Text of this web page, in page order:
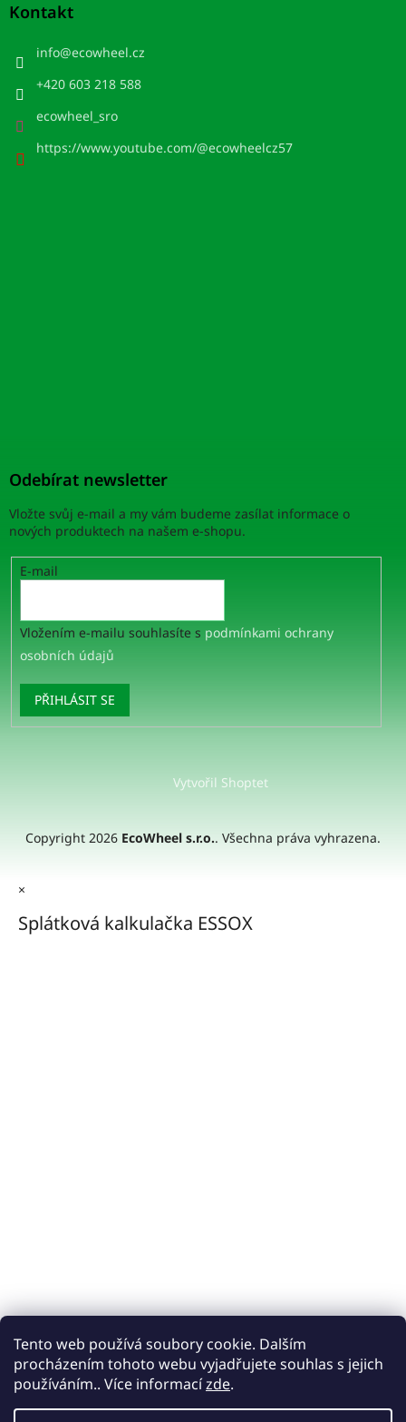
Tento web používá soubory cookie. Dalším
procházením tohoto webu vyjadřujete souhlas s jejich
používáním.. Více informacízde.
Kontakt
info@ecowheel.cz
+420 603 218 588
ecowheel_sro
https://www.youtube.com/@ecowheelcz57
Odebírat newsletter
Vložte svůj e-mail a my vám budeme zasílat informace o
nových produktech na našem e-shopu.
E-mail
Vložením e-mailu souhlasíte s podmínkami ochrany
osobních údajů
PŘIHLÁSIT SE
Vytvořil Shoptet
Copyright 2026 EcoWheel s.r.o.. Všechna práva vyhrazena.
×
Splátková kalkulačka ESSOX